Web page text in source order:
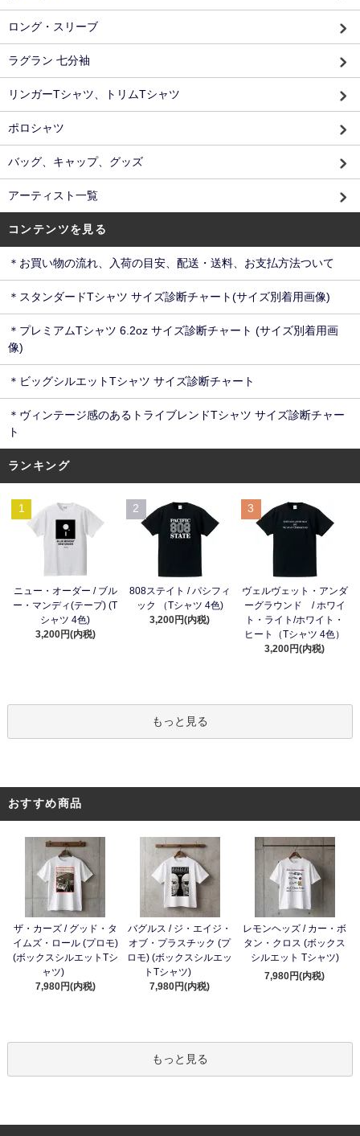
ロング・スリーブ
ラグラン 七分袖
リンガーTシャツ、トリムTシャツ
ポロシャツ
バッグ、キャップ、グッズ
アーティスト一覧
コンテンツを見る
＊お買い物の流れ、入荷の目安、配送・送料、お支払方法ついて
＊スタンダードTシャツ サイズ診断チャート(サイズ別着用画像)
＊プレミアムTシャツ 6.2oz サイズ診断チャート (サイズ別着用画
像)
＊ビッグシルエットTシャツ サイズ診断チャート
＊ヴィンテージ感のあるトライブレンドTシャツ サイズ診断チャー
ト
ランキング
1
ニュー・オーダー / ブル
ー・マンディ(テープ) (T
シャツ 4色)
3,200円(内税)
2
808ステイト / パシフィ
ック （Tシャツ 4色)
3,200円(内税)
3
ヴェルヴェット・アンダ
ーグラウンド / ホワイ
ト・ライト/ホワイト・
ヒート（Tシャツ 4色）
3,200円(内税)
もっと見る
おすすめ商品
ザ・カーズ / グッド・タ
イムズ・ロール (プロモ)
(ボックスシルエットTシ
ャツ)
7,980円(内税)
バグルス / ジ・エイジ・
オブ・プラスチック (プ
ロモ) (ボックスシルエッ
トTシャツ)
7,980円(内税)
レモンヘッズ / カー・ボ
タン・クロス (ボックス
シルエット Tシャツ)
7,980円(内税)
もっと見る